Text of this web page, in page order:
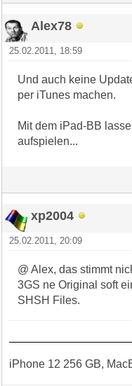
Alex78
25.02.2011, 18:59
Und auch keine
per iTunes machen.
Mit dem iPad-BB
aufspielen...
xp2004
25.02.2011, 20:09
@ Alex, das stimmt
3GS ne Original soft
SHSH Files.
iPhone 12 256 GB,